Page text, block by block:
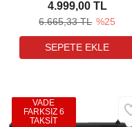
Combo)
6.665,33 TL %25
4.999,00 TL
VADE
FARKSIZ 6
TAKSİT